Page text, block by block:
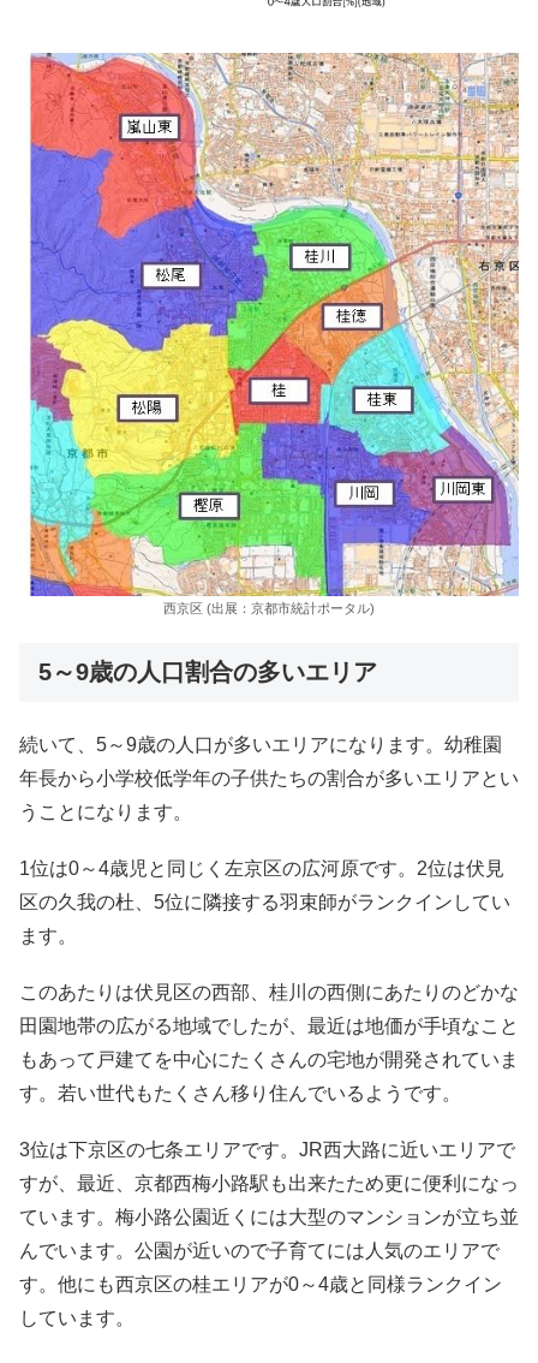
西京区 (出展：京都市統計ポータル)
5～9歳の人口割合の多いエリア
続いて、5～9歳の人口が多いエリアになります。幼稚園
年長から小学校低学年の子供たちの割合が多いエリアとい
うことになります。
1位は0～4歳児と同じく左京区の広河原です。2位は伏見
区の久我の杜、5位に隣接する羽束師がランクインしてい
ます。
このあたりは伏見区の西部、桂川の西側にあたりのどかな
田園地帯の広がる地域でしたが、最近は地価が手頃なこと
もあって戸建てを中心にたくさんの宅地が開発されていま
す。若い世代もたくさん移り住んでいるようです。
3位は下京区の七条エリアです。JR西大路に近いエリアで
すが、最近、京都西梅小路駅も出来たため更に便利になっ
ています。梅小路公園近くには大型のマンションが立ち並
んでいます。公園が近いので子育てには人気のエリアで
す。他にも西京区の桂エリアが0～4歳と同様ランクイン
しています。